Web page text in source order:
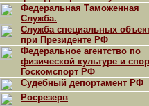
Федеральная Таможенная
Служба.
Служба специальных
при Президенте РФ
Федеральное агентство по
физической культуре и
Госкомспорт РФ
Судебный депортамент РФ
Росрезерв